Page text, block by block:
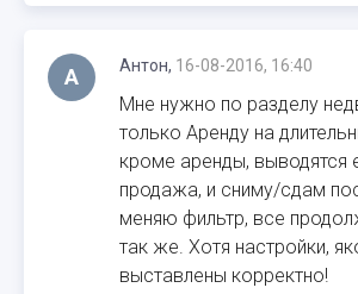
А Антон, 16-08-2016, 16:40
Мне нужно по разделу
только Аренду на
кроме аренды, выводятся
продажа, и сниму/сдам
меняю фильтр, все
так же. Хотя настройки,
выставлены корректно!